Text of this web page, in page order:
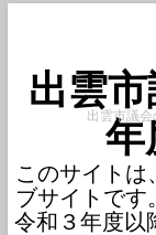
出雲
年
出雲市議会
このサイトは
ブサイトです
令和３年度以